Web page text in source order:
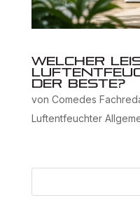
Welcher
der beste?
von Comedes
Luftentfeuchter